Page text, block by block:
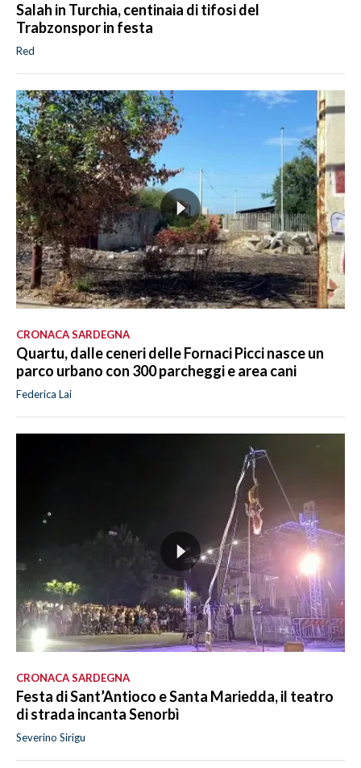
Salah in Turchia, centinaia di tifosi del
Trabzonspor in festa
Red
CRONACA SARDEGNA
Quartu, dalle ceneri delle Fornaci Picci nasce un
parco urbano con 300 parcheggi e area cani
Federica Lai
CRONACA SARDEGNA
Festa di Sant’Antioco e Santa Mariedda, il teatro
di strada incanta Senorbì
Severino Sirigu